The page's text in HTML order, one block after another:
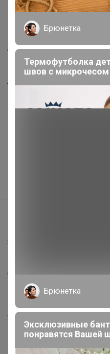
Как получить?
Доставка
Шоурумы
Торговые марки
Наша команда
Защита покупателя
О нас
Все предложения
Анонсы
Новости
Брюнетка
Термофутболка
швов с микрочесом
Брюнетка
Эксклюзивные
понравятся Вашей